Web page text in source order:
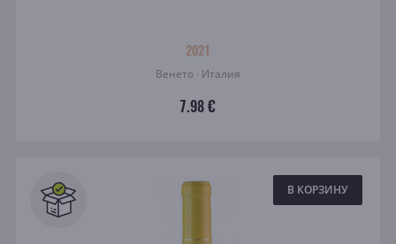
2021
Венето · Италия
7.98 €
В КОРЗИНУ